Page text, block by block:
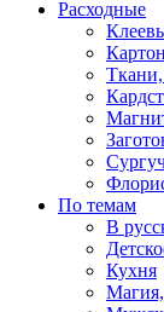
Расходные
По темам
В
Кухня